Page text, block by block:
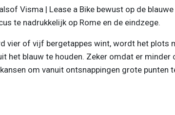
Visma | Lease a Bike bewust op de
te nadrukkelijk op Rome en de eindzege.
vier of vijf bergetappes wint, wordt het plots
het blauw te houden. Zeker omdat er minder
om vanuit ontsnappingen grote punten